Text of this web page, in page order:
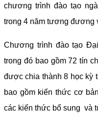
chương trình đào tạo
trong 4 năm tương đương
Chương trình đào tạo
trong đó bao gồm 72 tín
được chia thành 8 học kỳ
bao gồm kiến thức cơ
các kiến thức bổ sung và